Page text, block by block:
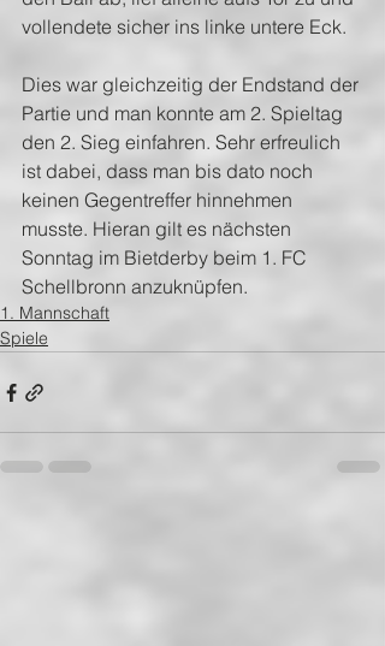
vollendete sicher ins linke untere Eck.
Dies war gleichzeitig der Endstand der
Partie und man konnte am 2. Spieltag
den 2. Sieg einfahren. Sehr erfreulich
ist dabei, dass man bis dato noch
keinen Gegentreffer hinnehmen
musste. Hieran gilt es nächsten
Sonntag im Bietderby beim 1. FC
Schellbronn anzuknüpfen.
1. Mannschaft
Spiele